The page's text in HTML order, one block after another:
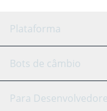
Plataforma
Bot GRID
Bots de câmbio
Binance
Para